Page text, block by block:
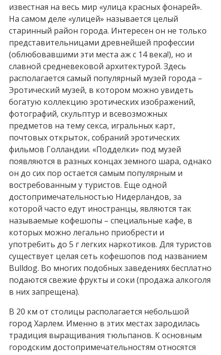
известная на весь мир «улица красных фонарей».
На самом деле «улицей» называется целый
старинный район города. Интересен он не только
представительницами древнейшей профессии
(облюбовавшими эти места аж с 14 века!), но и
славной средневековой архитектурой. Здесь
располагается самый популярный музей города –
Эротический музей, в котором можно увидеть
богатую коллекцию эротических изображений,
фотографий, скульптур и всевозможных
предметов на тему секса, игральных карт,
почтовых открыток, собраний эротических
фильмов Голландии. «Подделки» под музей
появляются в разных концах земного шара, однако
он до сих пор остается самым популярным и
востребованным у туристов. Еще одной
достопримечательностью Нидерландов, за
которой часто едут иностранцы, являются так
называемые кофешопы – специальные кафе, в
которых можно легально приобрести и
употребить до 5 г легких наркотиков. Для туристов
существует целая сеть кофешопов под названием
Bulldog. Во многих подобных заведениях бесплатно
подаются свежие фрукты и соки (продажа алкоголя
в них запрещена).
В 20 км от столицы располагается небольшой
город Харлем. Именно в этих местах зародилась
традиция выращивания тюльпанов. К основным
городским достопримечательностям относятся